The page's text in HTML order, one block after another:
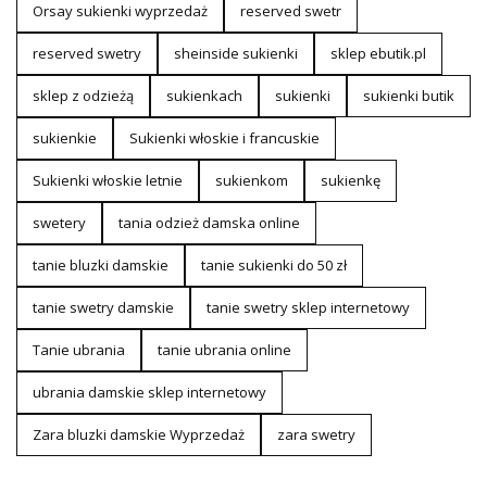
Orsay sukienki wyprzedaż reserved swetr
reserved swetry sheinside sukienki sklep ebutik.pl
sklep z odzieżą sukienkach sukienki sukienki butik
sukienkie Sukienki włoskie i francuskie
Sukienki włoskie letnie sukienkom sukienkę
swetery tania odzież damska online
tanie bluzki damskie tanie sukienki do 50 zł
tanie swetry damskie tanie swetry sklep internetowy
Tanie ubrania tanie ubrania online
ubrania damskie sklep internetowy
Zara bluzki damskie Wyprzedaż zara swetry